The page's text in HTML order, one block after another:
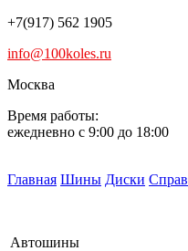
+7(917) 562 1905
info@100koles.ru
Москва
Время работы:
ежедневно с 9:00 до 18:00
Главная Шины Диски
Автошины